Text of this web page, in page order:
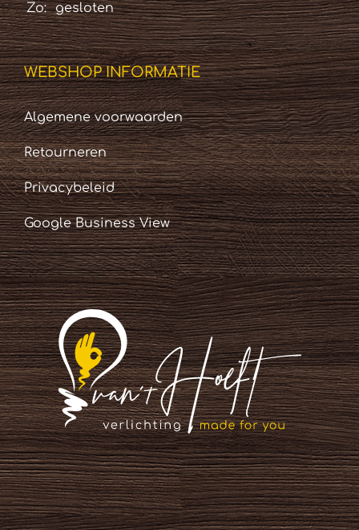
Zo:
gesloten
WEBSHOP INFORMATIE
Algemene voorwaarden
Retourneren
Privacybeleid
Google Business View